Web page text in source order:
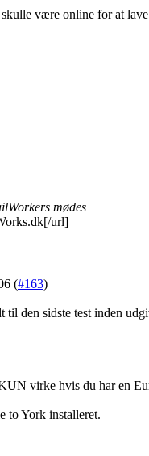
være online for at
mødes
url]
(#163)
den sidste test inden
virke hvis du har en
to York installeret.